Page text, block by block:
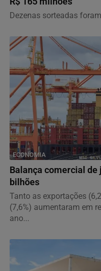
Dezenas sorteadas
ECONOMIA
Balança comercial de
bilhões
Tanto as exportações
(7,6%) aumentaram em
ano...